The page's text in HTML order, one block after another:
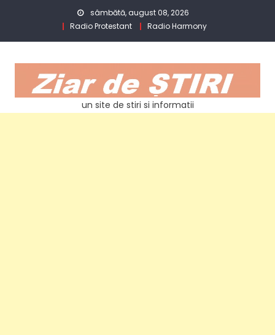
sâmbătă, august 08, 2026
Radio Protestant
Radio Harmony
un site de stiri si informatii